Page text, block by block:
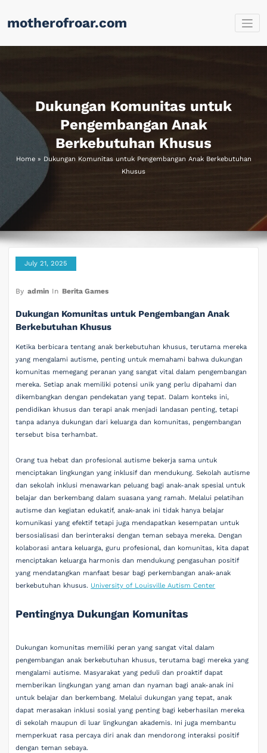
motherofroar.com
Dukungan Komunitas untuk
Pengembangan Anak
Berkebutuhan Khusus
Home» Dukungan Komunitas untuk Pengembangan Anak Berkebutuhan
Khusus
July 21, 2025
By admin In Berita Games
Dukungan Komunitas untuk Pengembangan Anak
Berkebutuhan Khusus
Ketika berbicara tentang anak berkebutuhan khusus, terutama mereka
yang mengalami autisme, penting untuk memahami bahwa dukungan
komunitas memegang peranan yang sangat vital dalam pengembangan
mereka. Setiap anak memiliki potensi unik yang perlu dipahami dan
dikembangkan dengan pendekatan yang tepat. Dalam konteks ini,
pendidikan khusus dan terapi anak menjadi landasan penting, tetapi
tanpa adanya dukungan dari keluarga dan komunitas, pengembangan
tersebut bisa terhambat.
Orang tua hebat dan profesional autisme bekerja sama untuk
menciptakan lingkungan yang inklusif dan mendukung. Sekolah autisme
dan sekolah inklusi menawarkan peluang bagi anak-anak spesial untuk
belajar dan berkembang dalam suasana yang ramah. Melalui pelatihan
autisme dan kegiatan edukatif, anak-anak ini tidak hanya belajar
komunikasi yang efektif tetapi juga mendapatkan kesempatan untuk
bersosialisasi dan berinteraksi dengan teman sebaya mereka. Dengan
kolaborasi antara keluarga, guru profesional, dan komunitas, kita dapat
menciptakan keluarga harmonis dan mendukung pengasuhan positif
yang mendatangkan manfaat besar bagi perkembangan anak-anak
berkebutuhan khusus. University of Louisville Autism Center
Pentingnya Dukungan Komunitas
Dukungan komunitas memiliki peran yang sangat vital dalam
pengembangan anak berkebutuhan khusus, terutama bagi mereka yang
mengalami autisme. Masyarakat yang peduli dan proaktif dapat
memberikan lingkungan yang aman dan nyaman bagi anak-anak ini
untuk belajar dan berkembang. Melalui dukungan yang tepat, anak
dapat merasakan inklusi sosial yang penting bagi keberhasilan mereka
di sekolah maupun di luar lingkungan akademis. Ini juga membantu
memperkuat rasa percaya diri anak dan mendorong interaksi positif
dengan teman sebaya.